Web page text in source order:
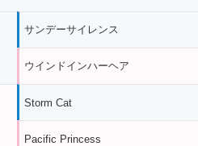
サンデーサイレンス
ウインドインハーヘア
Storm Cat
Pacific Princess